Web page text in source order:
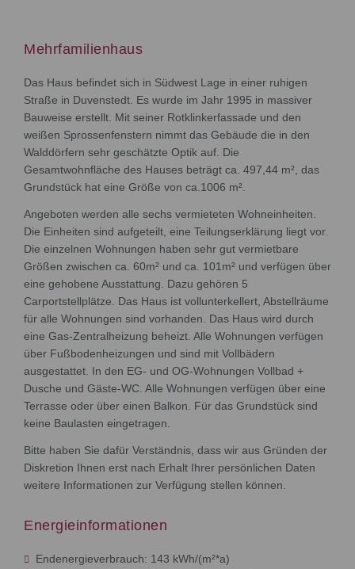
Mehrfamilienhaus
Das Haus befindet sich in Südwest Lage in einer ruhigen
Straße in Duvenstedt. Es wurde im Jahr 1995 in massiver
Bauweise erstellt. Mit seiner Rotklinkerfassade und den
weißen Sprossenfenstern nimmt das Gebäude die in den
Walddörfern sehr geschätzte Optik auf. Die
Gesamtwohnfläche des Hauses beträgt ca. 497,44 m², das
Grundstück hat eine Größe von ca.1006 m².
Angeboten werden alle sechs vermieteten Wohneinheiten.
Die Einheiten sind aufgeteilt, eine Teilungserklärung liegt vor.
Die einzelnen Wohnungen haben sehr gut vermietbare
Größen zwischen ca. 60m² und ca. 101m² und verfügen über
eine gehobene Ausstattung. Dazu gehören 5
Carportstellplätze. Das Haus ist vollunterkellert, Abstellräume
für alle Wohnungen sind vorhanden. Das Haus wird durch
eine Gas-Zentralheizung beheizt. Alle Wohnungen verfügen
über Fußbodenheizungen und sind mit Vollbädern
ausgestattet. In den EG- und OG-Wohnungen Vollbad +
Dusche und Gäste-WC. Alle Wohnungen verfügen über eine
Terrasse oder über einen Balkon. Für das Grundstück sind
keine Baulasten eingetragen.
Bitte haben Sie dafür Verständnis, dass wir aus Gründen der
Diskretion Ihnen erst nach Erhalt Ihrer persönlichen Daten
weitere Informationen zur Verfügung stellen können.
Energieinformationen
Endenergieverbrauch: 143 kWh/(m²*a)